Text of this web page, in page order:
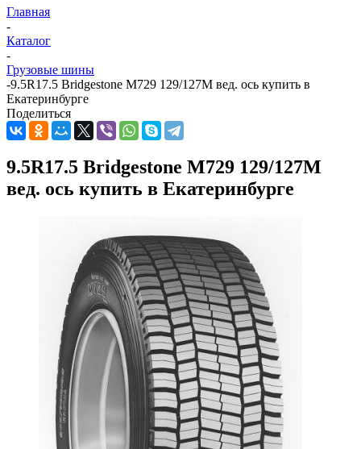
Главная
-
Каталог
-
Грузовые шины
-9.5R17.5 Bridgestone M729 129/127M вед. ось купить в
Екатеринбурге
Поделиться
9.5R17.5 Bridgestone M729 129/127M
вед. ось купить в Екатеринбурге